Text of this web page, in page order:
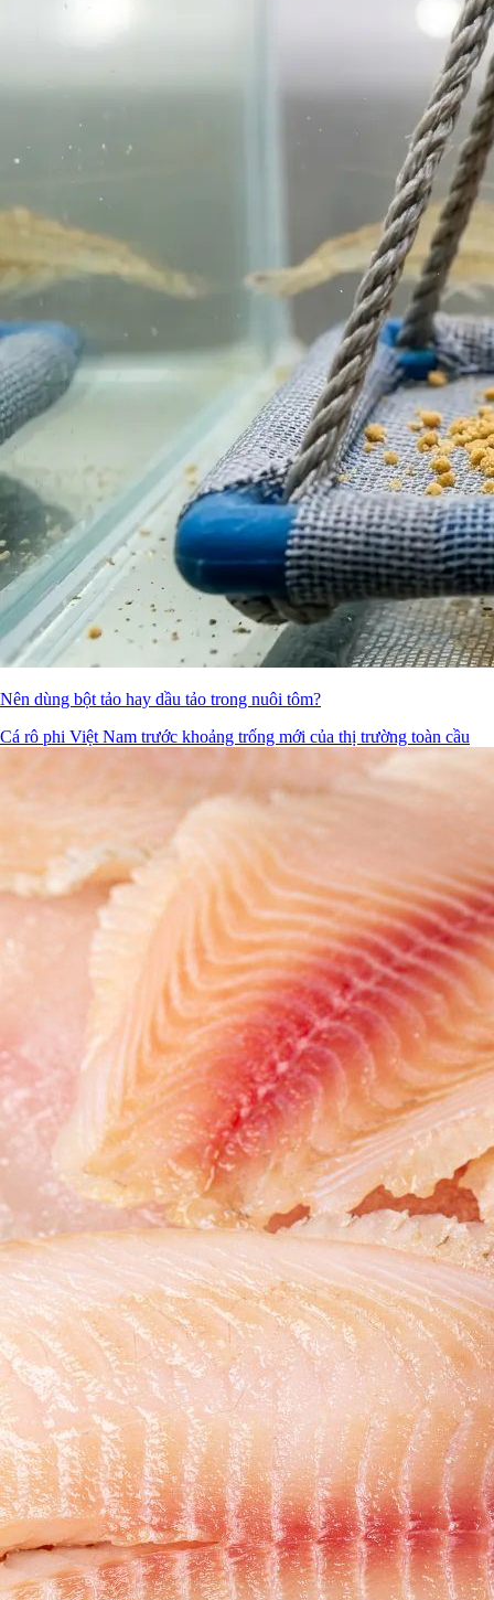
Nên dùng bột tảo hay dầu tảo trong nuôi tôm?
Cá rô phi Việt Nam trước khoảng trống mới của thị trường toàn cầu